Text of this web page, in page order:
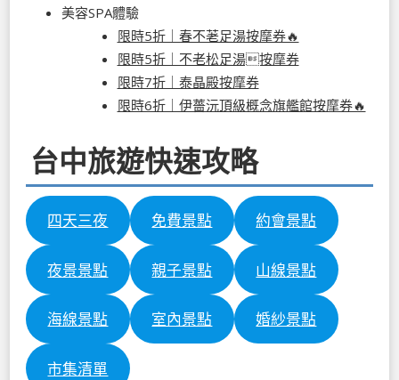
美容SPA體驗
限時5折｜春不荖足湯按摩券🔥
限時5折｜不老松足湯按摩券
限時7折｜泰晶殿按摩券
限時6折｜伊薔沅頂級概念旗艦館按摩券🔥
台中旅遊快速攻略
四天三夜 免費景點 約會景點
夜景景點 親子景點 山線景點
海線景點 室內景點 婚紗景點
市集清單